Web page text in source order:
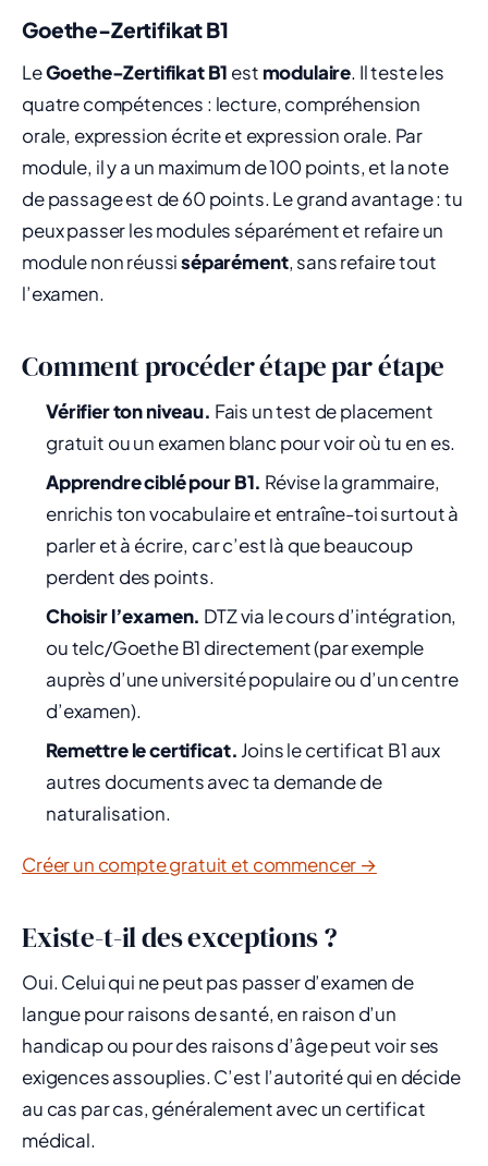
Goethe-Zertifikat B1
LeGoethe-Zertifikat B1 est modulaire. Il teste les
quatre compétences : lecture, compréhension
orale, expression écrite et expression orale. Par
module, il y a un maximum de 100 points, et la note
de passage est de 60 points. Le grand avantage : tu
peux passer les modules séparément et refaire un
module non réussiséparément, sans refaire tout
l’examen.
Comment procéder étape par étape
Vérifier ton niveau. Fais un test de placement
gratuit ou un examen blanc pour voir où tu en es.
Apprendre ciblé pour B1. Révise la grammaire,
enrichis ton vocabulaire et entraîne-toi surtout à
parler et à écrire, car c’est là que beaucoup
perdent des points.
Choisir l’examen. DTZ via le cours d’intégration,
ou telc/Goethe B1 directement (par exemple
auprès d’une université populaire ou d’un centre
d’examen).
Remettre le certificat. Joins le certificat B1 aux
autres documents avec ta demande de
naturalisation.
Créer un compte gratuit et commencer →
Existe-t-il des exceptions ?
Oui. Celui qui ne peut pas passer d’examen de
langue pour raisons de santé, en raison d’un
handicap ou pour des raisons d’âge peut voir ses
exigences assouplies. C’est l’autorité qui en décide
au cas par cas, généralement avec un certificat
médical.